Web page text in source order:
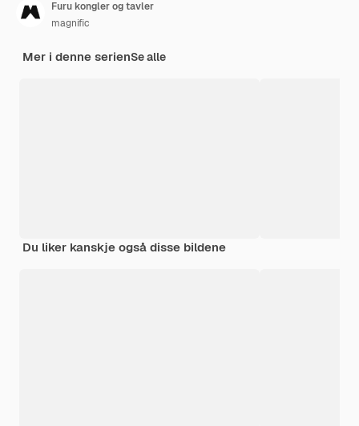
Furu kongler og tavler
magnific
Mer i denne serienSe alle
Du liker kanskje også disse bildene